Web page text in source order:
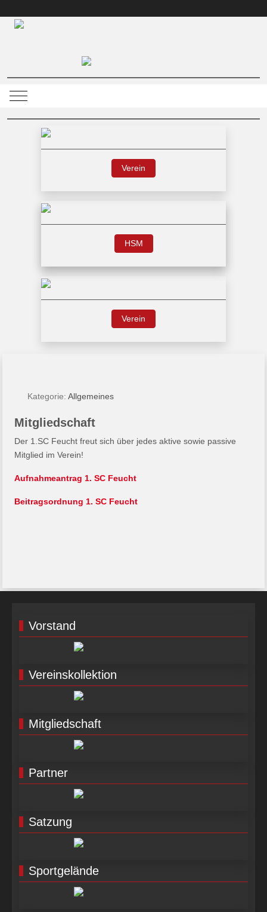
Mobile Menu Toggle
Verein
HSM
Verein
Kategorie:Allgemeines
Mitgliedschaft
Der 1.SC Feucht freut sich über jedes aktive sowie passive
Mitglied im Verein!
Aufnahmeantrag 1. SC Feucht
Beitragsordnung 1. SC Feucht
Vorstand
Vereinskollektion
Mitgliedschaft
Partner
Satzung
Sportgelände